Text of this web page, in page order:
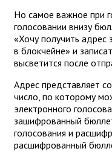
Но самое важное при
голосовании внизу
«Хочу получить адрес
в блокчейне» и
высветится после
Адрес представляет
число, по которому
электронного
зашифрованный
голосования и
расшифрованный